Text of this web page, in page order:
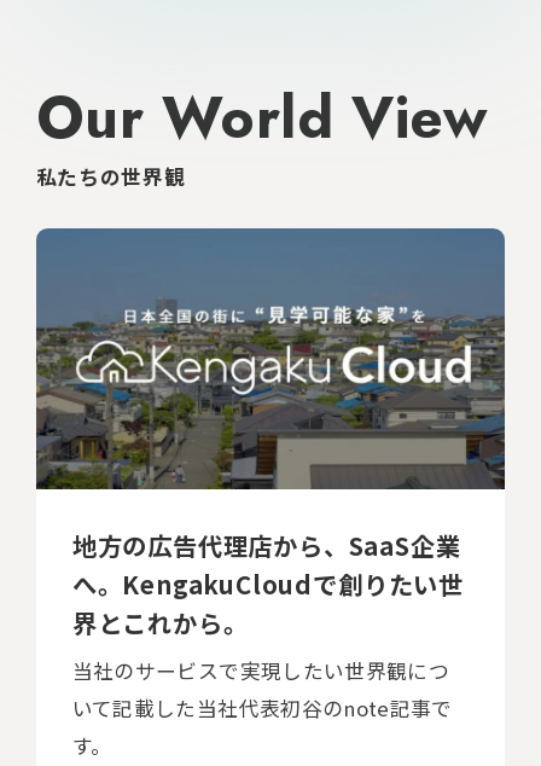
Our World View
私たちの世界観
地方の広告代理店から、SaaS企業
へ。KengakuCloudで創りたい世
界とこれから。
当社のサービスで実現したい世界観につ
いて記載した当社代表初谷のnote記事で
す。